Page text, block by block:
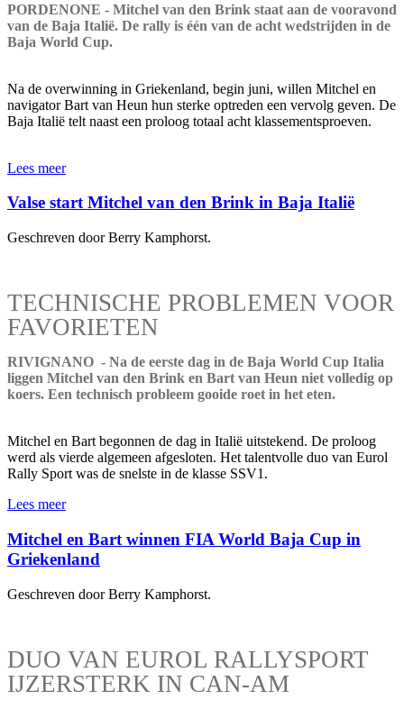
PORDENONE - Mitchel van den Brink staat aan de vooravond
van de Baja Italië. De rally is één van de acht wedstrijden in de
Baja World Cup.
Na de overwinning in Griekenland, begin juni, willen Mitchel en
navigator Bart van Heun hun sterke optreden een vervolg geven. De
Baja Italië telt naast een proloog totaal acht klassementsproeven.
Lees meer
Valse start Mitchel van den Brink in Baja Italië
Geschreven door Berry Kamphorst.
TECHNISCHE PROBLEMEN VOOR
FAVORIETEN
RIVIGNANO - Na de eerste dag in de Baja World Cup Italia
liggen Mitchel van den Brink en Bart van Heun niet volledig op
koers. Een technisch probleem gooide roet in het eten.
Mitchel en Bart begonnen de dag in Italië uitstekend. De proloog
werd als vierde algemeen afgesloten. Het talentvolle duo van Eurol
Rally Sport was de snelste in de klasse SSV1.
Lees meer
Mitchel en Bart winnen FIA World Baja Cup in
Griekenland
Geschreven door Berry Kamphorst.
DUO VAN EUROL RALLYSPORT
IJZERSTERK IN CAN-AM